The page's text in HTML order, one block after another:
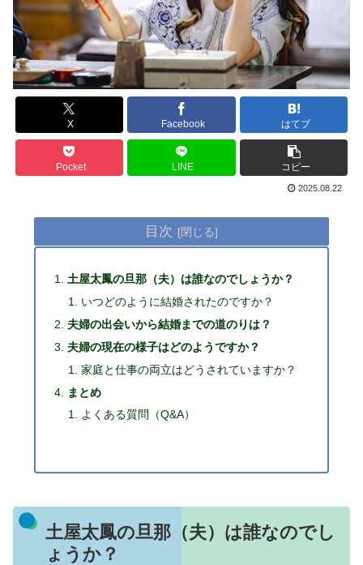
X Facebook はてブ
Pocket LINE コピー
2025.08.22
目次
土屋太鳳の旦那（夫）は誰なのでしょうか？
いつどのように結婚されたのですか？
夫婦の出会いから結婚までの道のりは？
夫婦の現在の様子はどのようですか？
家庭と仕事の両立はどうされていますか？
まとめ
よくある質問（Q&A）
土屋太鳳の旦那（夫）は誰なのでし
ょうか？